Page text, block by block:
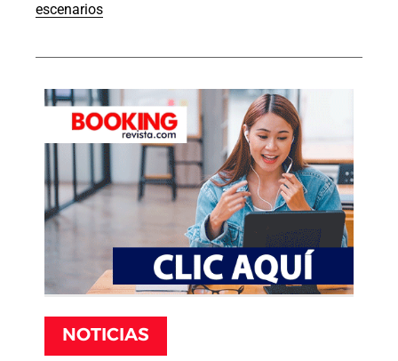
escenarios
NOTICIAS